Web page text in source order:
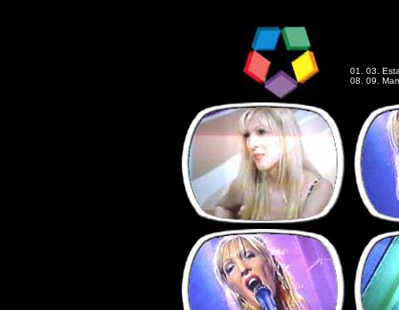
01. 03.
08. 09.